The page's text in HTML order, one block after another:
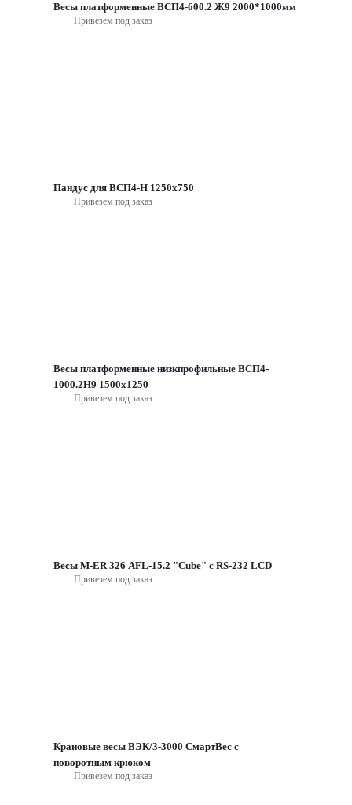
Весы платформенные ВСП4-600.2 Ж9 2000*1000мм
Привезем под заказ
Пандус для ВСП4-Н 1250х750
Привезем под заказ
Весы платформенные низкпрофильные ВСП4-
1000.2Н9 1500х1250
Привезем под заказ
Весы M-ER 326 AFL-15.2 "Cube" c RS-232 LCD
Привезем под заказ
Крановые весы ВЭК/3-3000 СмартВес с
поворотным крюком
Привезем под заказ